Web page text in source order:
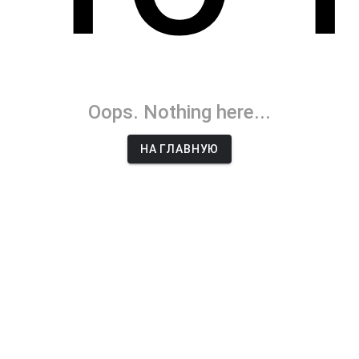
Oops. Nothing here...
НА ГЛАВНУЮ